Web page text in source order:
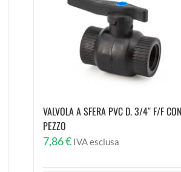
VALVOLA A SFERA PVC D. 3/4″ F/F
PEZZO
7,86€ IVA esclusa